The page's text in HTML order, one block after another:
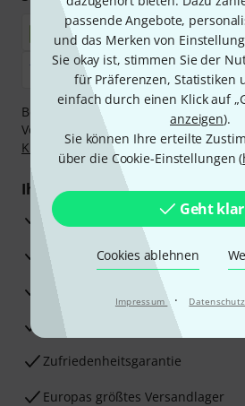
passende Angebote,
und das Merken von
Sie okay ist, stimmen Sie der
für Präferenzen, Statistiken
einfach durch einen Klick auf
anzeigen).
Sie können Ihre erteilte
über die Cookie-Einstellungen (
Geht klar
Cookies ablehnen
Impressum ·
Bezahlen Sie vertraulich und sicher
Vorkasse, PayPal, Amazon Pay,
Klarna Ratenzahlungoder
Ihre Vorteile
3 Jahre Thomann Garantie
30 Tage Money-Back-Garantie
Beratung durch Fachexperten
Zufriedenheitsgarantie
Europas größtes Versandlager